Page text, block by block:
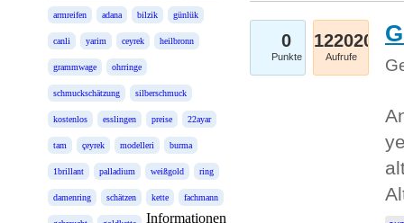
armreifen adana bilzik günlük
canli yarim ceyrek heilbronn
grammwage ohrringe
schmuckschätzung silberschmuck
kostenlos esslingen preise 22ayar
tam çeyrek modelleri burma
1brillant palladium weißgold ring
damenring schätzen kette fachmann
Informationen
0
Punkte
122020
Aufrufe